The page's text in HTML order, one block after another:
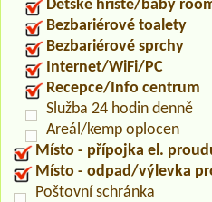
Dětské hřiště/baby
Bezbariérové toalety
Bezbariérové sprchy
Internet/WiFi/PC
Recepce/Info centrum
Služba 24 hodin denně
Areál/kemp oplocen
Místo - přípojka el.
Místo - odpad/výlevka
Poštovní schránka